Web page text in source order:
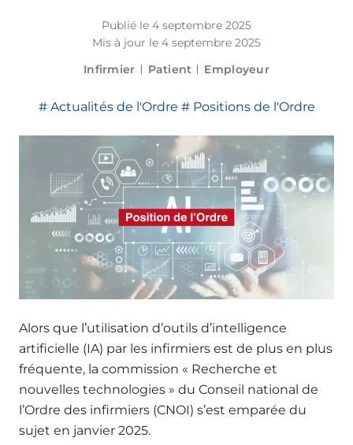
Publié le 4 septembre 2025
Mis à jour le 4 septembre 2025
Infirmier
Patient Employeur
Actualités de l'Ordre Positions de l'Ordre
Alors que l’utilisation d’outils d’intelligence
artificielle (IA) par les infirmiers est de plus en plus
fréquente, la commission « Recherche et
nouvelles technologies » du Conseil national de
l’Ordre des infirmiers (CNOI) s’est emparée du
sujet en janvier 2025.